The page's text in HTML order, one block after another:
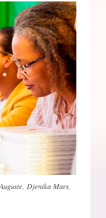
Djenika Mars,